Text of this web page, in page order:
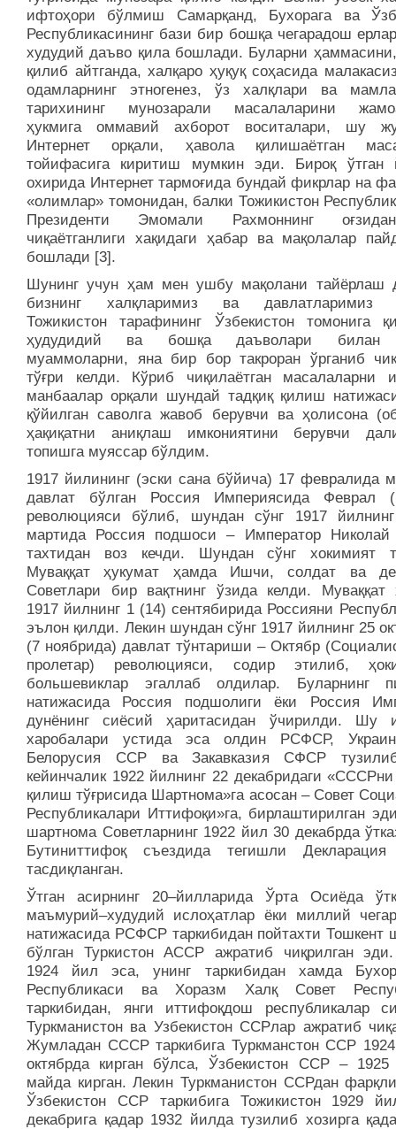
ифтоҳори бўлмиш Самарқанд, Бухорага ва
Республикасининг бази бир бошқа чегарадош
худудий даъво қила бошлади. Буларни
қилиб айтганда, халқаро ҳуқуқ соҳасида
одамларнинг этногенез, ўз халқлари ва
тарихининг мунозарали масалаларини
ҳукмига оммавий ахборот воситалари, шу
Интернет орқали, ҳавола қилишаётган
тойифасига киритиш мумкин эди. Бироқ ўтган
охирида Интернет тармоғида бундай фикрлар на
«олимлар» томонидан, балки Тожикистон
Президенти Эмомали Рахмоннинг
чиқаётганлиги хақидаги ҳабар ва мақолалар
бошлади [3].
Шунинг учун ҳам мен ушбу мақолани тайёрлаш
бизнинг халқларимиз ва давлатларимиз
Тожикистон тарафининг Ўзбекистон томонига
ҳудудидий ва бошқа даъволари билан
муаммоларни, яна бир бор такроран ўрганиб
тўғри келди. Кўриб чиқилаётган масалаларни
манбаалар орқали шундай тадқиқ қилиш
қўйилган саволга жавоб берувчи ва ҳолисона
ҳақиқатни аниқлаш имкониятини берувчи
топишга муяссар бўлдим.
1917 йилининг (эски сана бўйича) 17 февралида
давлат бўлган Россия Империясида Феврал
революцияси бўлиб, шундан сўнг 1917
мартида Россия подшоси – Император
тахтидан воз кечди. Шундан сўнг хокимият
Муваққат ҳукумат ҳамда Ишчи, солдат ва
Советлари бир вақтнинг ўзида келди. Муваққат
1917 йилнинг 1 (14) сентябирида Россияни
эълон қилди. Лекин шундан сўнг 1917 йилнинг 25
(7 ноябрида) давлат тўнтариши – Октябр
пролетар) революцияси, содир этилиб,
большевиклар эгаллаб олдилар. Буларнинг
натижасида Россия подшолиги ёки Россия
дунёнинг сиёсий ҳаритасидан ўчирилди. Шу
харобалари устида эса олдин РСФСР,
Белорусия ССР ва Закавказия СФСР
кейинчалик 1922 йилнинг 22 декабридаги
қилиш тўғрисида Шартнома»га асосан – Совет
Республикалари Иттифоқи»га, бирлаштирилган
шартнома Советларнинг 1922 йил 30 декабрда
Бутиниттифоқ съездида тегишли Декларация
тасдиқланган.
Ўтган асирнинг 20–йилларида Ўрта Осиёда
маъмурий–худудий ислоҳатлар ёки миллий
натижасида РСФСР таркибидан пойтахти Тошкент
бўлган Туркистон АССР ажратиб чиқрилган
1924 йил эса, унинг таркибидан хамда
Республикаси ва Хоразм Халқ Совет
таркибидан, янги иттифоқдош республикалар
Туркманистон ва Узбекистон ССРлар ажратиб
Жумладан СССР таркибига Туркманстон ССР
октябрда кирган бўлса, Ўзбекистон ССР –
майда кирган. Лекин Туркманистон ССРдан
Ўзбекистон ССР таркибига Тожикистон 1929
декабрига қадар 1932 йилда тузилиб хозирга